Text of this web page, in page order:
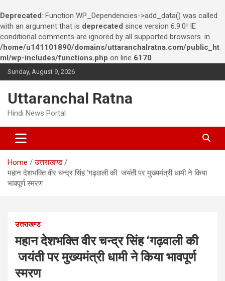
Deprecated: Function WP_Dependencies->add_data() was called
with an argument that is deprecated since version 6.9.0! IE
conditional comments are ignored by all supported browsers. in
/home/u141101890/domains/uttaranchalratna.com/public_ht
ml/wp-includes/functions.php on line 6170
k
n
t
Sunday, August 9, 2026
Uttaranchal Ratna
Hindi News Portal
Home
उत्तराखण्ड
महान देशभक्ति वीर चन्द्र सिंह ‘गढ़वाली की जयंती पर मुख्यमंत्री धामी ने किया
भावपूर्ण स्मरण
उत्तराखण्ड
महान देशभक्ति वीर चन्द्र सिंह ‘गढ़वाली की
जयंती पर मुख्यमंत्री धामी ने किया भावपूर्ण
स्मरण